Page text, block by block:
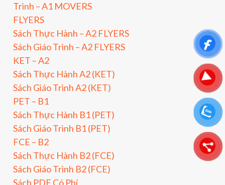
Trình – A1 MOVERS
FLYERS
Sách Thực Hành – A2 FLYERS
Sách Giáo Trình – A2 FLYERS
KET – A2
Sách Thực Hành A2 (KET)
Sách Giáo Trình A2 (KET)
PET – B1
Sách Thực Hành B1 (PET)
Sách Giáo Trình B1 (PET)
FCE – B2
Sách Thực Hành B2 (FCE)
Sách Giáo Trình B2 (FCE)
Sách PDF Có Phí